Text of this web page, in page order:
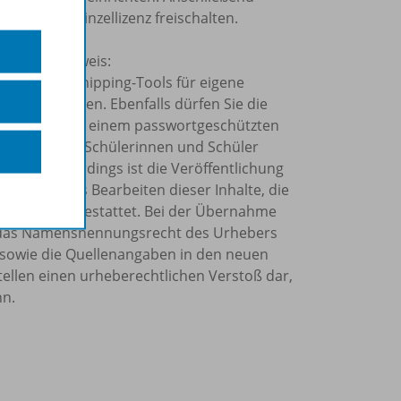
BiBox-Einzellizenz freischalten.
Hinweis:
und Snipping-Tools für eigene
verwenden. Ebenfalls dürfen Sie die
in einem passwortgeschützten
allein Ihre Schülerinnen und Schüler
Allerdings ist die Veröffentlichung
das Bearbeiten dieser Inhalte, die
nicht gestattet. Bei der Übernahme
Namensnennungsrecht des Urhebers
die Quellenangaben in den neuen
einen urheberechtlichen Verstoß dar,